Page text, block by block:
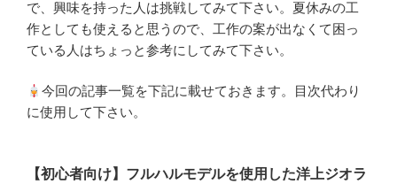
で、興味を持った人は挑戦してみて下さい。夏休みの工
作としても使えると思うので、工作の案が出なくて困っ
ている人はちょっと参考にしてみて下さい。
今回の記事一覧を下記に載せておきます。目次代わり
に使用して下さい。
【初心者向け】フルハルモデルを使用した洋上ジオラ